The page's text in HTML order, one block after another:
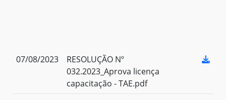
07/08/2023
RESOLUÇÃO Nº
032.2023_Aprova licença
capacitação - TAE.pdf